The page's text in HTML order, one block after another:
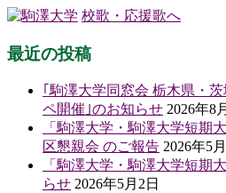
校歌・応援歌へ
最近の投稿
｢駒澤大学同窓会 栃木県・
ペ開催｣のお知らせ 2026年8
「駒澤大学・駒澤大学短期
区懇親会 のご報告 2026年5
「駒澤大学・駒澤大学短期
らせ 2026年5月2日